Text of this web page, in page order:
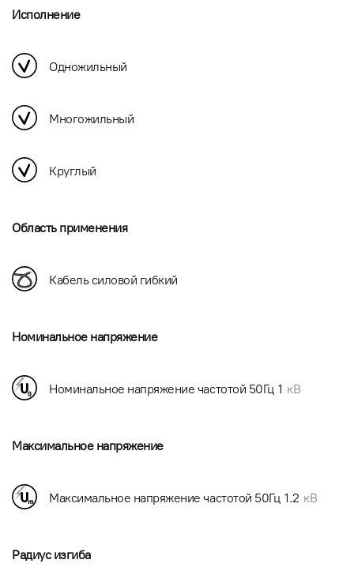
Исполнение
Одножильный
Многожильный
Круглый
Область применения
Кабель силовой гибкий
Номинальное напряжение
Номинальное напряжение частотой 50Гц 1 кВ
Максимальное напряжение
Максимальное напряжение частотой 50Гц 1.2 кВ
Радиус изгиба